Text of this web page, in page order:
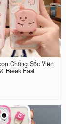
Chống Sốc Viền
Break Fast